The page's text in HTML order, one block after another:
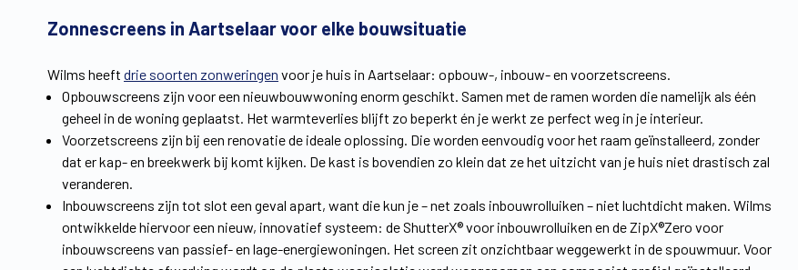
Zonnescreens in Aartselaar voor elke bouwsituatie
Wilms heeft drie soorten zonweringen voor je huis in Aartselaar: opbouw-, inbouw- en voorzetscreens.
Opbouwscreens zijn voor een nieuwbouwwoning enorm geschikt. Samen met de ramen worden die namelijk als één
geheel in de woning geplaatst. Het warmteverlies blijft zo beperkt én je werkt ze perfect weg in je interieur.
Voorzetscreens zijn bij een renovatie de ideale oplossing. Die worden eenvoudig voor het raam geïnstalleerd, zonder
dat er kap- en breekwerk bij komt kijken. De kast is bovendien zo klein dat ze het uitzicht van je huis niet drastisch zal
veranderen.
Inbouwscreens zijn tot slot een geval apart, want die kun je – net zoals inbouwrolluiken – niet luchtdicht maken. Wilms
ontwikkelde hiervoor een nieuw, innovatief systeem: de ShutterX® voor inbouwrolluiken en de ZipX®Zero voor
inbouwscreens van passief- en lage-energiewoningen. Het screen zit onzichtbaar weggewerkt in de spouwmuur. Voor